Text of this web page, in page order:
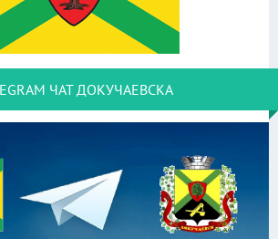
ЧАТ ДОКУЧАЕВСКА